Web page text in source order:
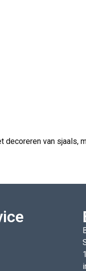
decoreren van sjaals,